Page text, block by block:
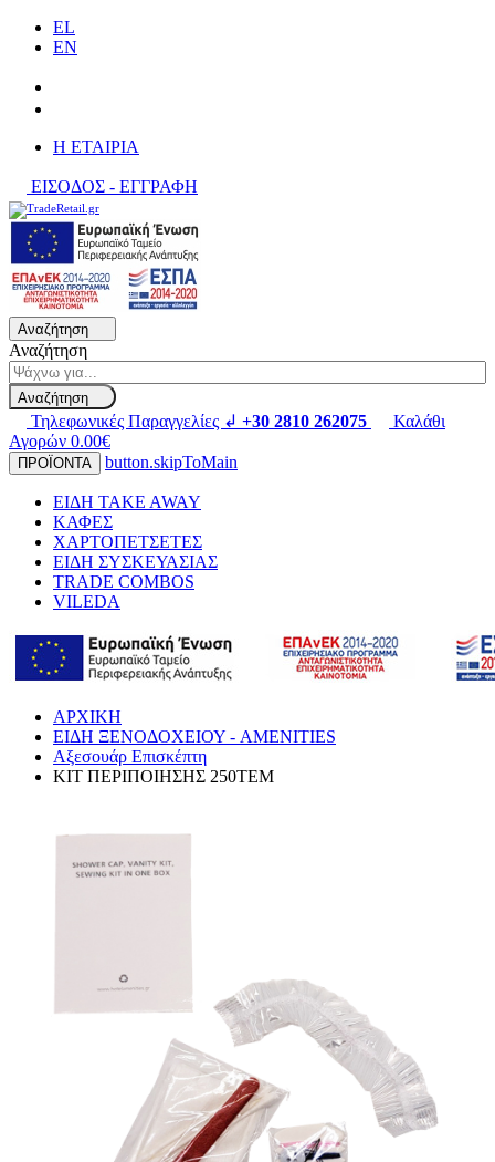
EL
EN
H ΕΤΑΙΡΙΑ
ΕΙΣΟΔΟΣ - ΕΓΓΡΑΦΗ
Αναζήτηση
Αναζήτηση
Αναζήτηση
Τηλεφωνικές Παραγγελίες ↲ +30 2810 262075
Καλάθι
Αγορών 0.00€
ΠΡΟΪΟΝΤΑ button.skipToMain
ΕΙΔΗ TAKE AWAY
ΚΑΦΕΣ
ΧΑΡΤΟΠΕΤΣΕΤΕΣ
ΕΙΔΗ ΣΥΣΚΕΥΑΣΙΑΣ
TRADE COMBOS
VILEDA
ΑΡΧΙΚΗ
ΕΙΔΗ ΞΕΝΟΔΟΧΕΙΟΥ - AMENITIES
Αξεσουάρ Επισκέπτη
KIT ΠΕΡΙΠΟΙΗΣΗΣ 250ΤΕΜ